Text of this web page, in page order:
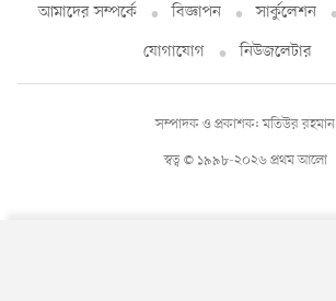
আমাদের সম্পর্কে বিজ্ঞাপন সার্কুলেশন
যোগাযোগ
নিউজলেটার
স্বত্ব © ১৯৯৮-২০২৬ প্রথম আলো
সম্পাদক ও প্রকাশক: মতিউর রহমান